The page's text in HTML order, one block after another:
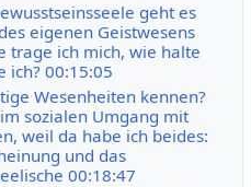
geht es
eigenen Geistwesens
trage ich mich, wie halte
ich? 00:15:05
Wesenheiten kennen?
sozialen Umgang mit
weil da habe ich beides:
und das
00:18:47